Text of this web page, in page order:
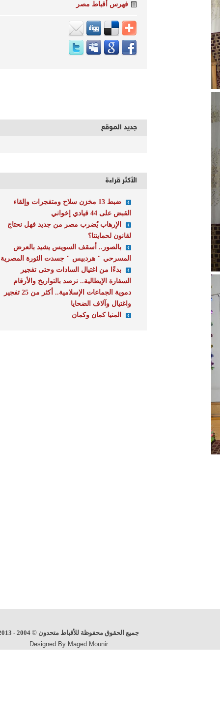
فهرس أقباط مصر
جديد الموقع
الأكثر قراءة
ضبط 13 مخزن سلاح ومتفجرات وإلقاء
القبض على 44 قيادي إخواني
الإرهاب يُضرب مصر من جديد فهل نحتاج
لقانون لحمايتنا؟
بالصور.. أسقف السويس يشيد بالعرض
المسرحي " هردبيس " جسدت الثورة المصرية
بدءًا من اغتيال السادات وحتى تفجير
السفارة الإيطالية.. نرصد بالتواريخ والأرقام
دموية الجماعات الإسلامية.. أكثر من 25 تفجير
واغتيال وآلاف الضحايا
المنيا كمان وكمان
جميع الحقوق محفوظة للأقباط متحدون©
2004 - 2013
Designed By Maged Mounir